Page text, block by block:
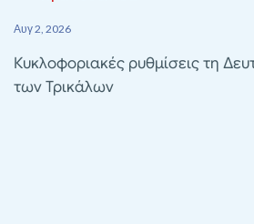
Αυγ 2, 2026
Κυκλοφοριακές ρυθμίσεις τη
των Τρικάλων